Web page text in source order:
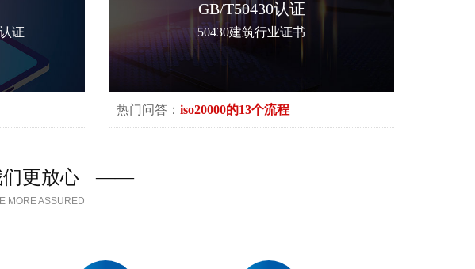
证
GB/T50430认证
50430建筑行业证书
热门问答： iso20000的13个流程
更放心 ——
MORE ASSURED